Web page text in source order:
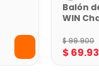
Balón
WIN
$99.900
$ 69.